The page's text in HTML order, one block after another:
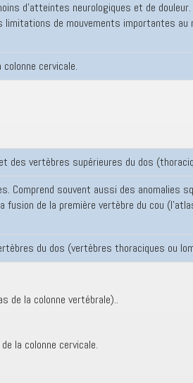
d’atteintes neurologiques et de douleur.
de mouvements importantes au
cervicale.
des vertèbres supérieures du dos
Comprend souvent aussi des anomalies
de la première vertèbre du cou
du dos (vertèbres thoraciques ou
de la colonne vertébrale)..
la colonne cervicale.